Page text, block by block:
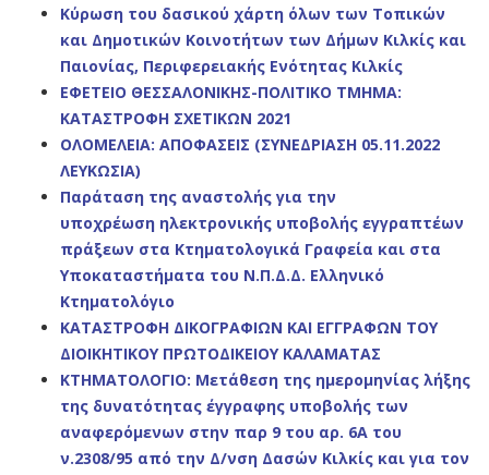
Κύρωση του δασικού χάρτη όλων των Τοπικών
και Δημοτικών Κοινοτήτων των Δήμων Κιλκίς και
Παιονίας, Περιφερειακής Ενότητας Κιλκίς
ΕΦΕΤΕΙΟ ΘΕΣΣΑΛΟΝΙΚΗΣ-ΠΟΛΙΤΙΚΟ ΤΜΗΜΑ:
ΚΑΤΑΣΤΡΟΦΗ ΣΧΕΤΙΚΩΝ 2021
ΟΛΟΜΕΛΕΙΑ: ΑΠΟΦΑΣΕΙΣ (ΣΥΝΕΔΡΙΑΣΗ 05.11.2022
ΛΕΥΚΩΣΙΑ)
Παράταση της αναστολής για την
υποχρέωση ηλεκτρονικής υποβολής εγγραπτέων
πράξεων στα Κτηματολογικά Γραφεία και στα
Υποκαταστήματα του Ν.Π.Δ.Δ. Ελληνικό
Κτηματολόγιο
ΚΑΤΑΣΤΡΟΦΗ ΔΙΚΟΓΡΑΦΙΩΝ ΚΑΙ ΕΓΓΡΑΦΩΝ ΤΟΥ
ΔΙΟΙΚΗΤΙΚΟΥ ΠΡΩΤΟΔΙΚΕΙΟΥ ΚΑΛΑΜΑΤΑΣ
ΚΤΗΜΑΤΟΛΟΓΙΟ: Μετάθεση της ημερομηνίας λήξης
της δυνατότητας έγγραφης υποβολής των
αναφερόμενων στην παρ 9 του αρ. 6Α του
ν.2308/95 από την Δ/νση Δασών Κιλκίς και για τον